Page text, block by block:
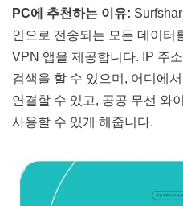
PC에 추천하는 이유:
인으로 전송되는 모든 데이터
VPN 앱을 제공합니다. IP 주
검색을 할 수 있으며, 어디에
연결할 수 있고, 공공 무선 와
사용할 수 있게 해줍니다​​.